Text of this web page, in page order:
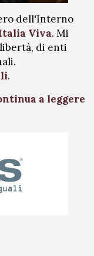
dell'Interno
Viva. Mi
di enti
.
a leggere